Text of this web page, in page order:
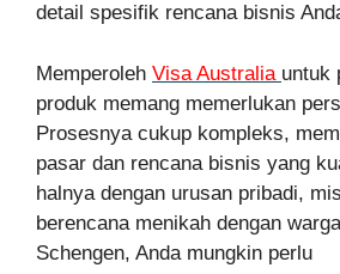
detail spesifik rencana bisnis
Memperoleh Visa Australia untuk
produk memang memerlukan
Prosesnya cukup kompleks,
pasar dan rencana bisnis yang
halnya dengan urusan pribadi,
berencana menikah dengan
Schengen, Anda mungkin perlu